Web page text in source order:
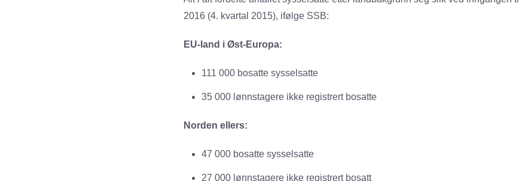
2016 (4. kvartal 2015), ifølge SSB:
EU-land i Øst-Europa:
111 000 bosatte sysselsatte
35 000 lønnstagere ikke registrert bosatte
Norden ellers:
47 000 bosatte sysselsatte
27 000 lønnstagere ikke registrert bosatt